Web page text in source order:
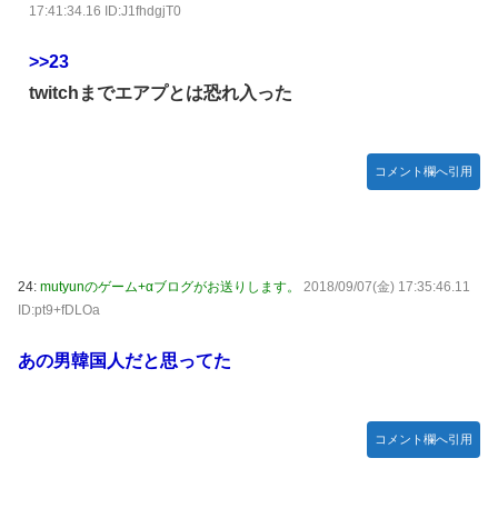
17:41:34.16 ID:J1fhdgjT0
>>23
twitchまでエアプとは恐れ入った
コメント欄へ引用
24: mutyunのゲーム+αブログがお送りします。
2018/09/07(金) 17:35:46.11
ID:pt9+fDLOa
あの男韓国人だと思ってた
コメント欄へ引用